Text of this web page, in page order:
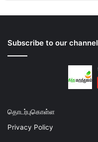
Subscribe to our channel
தொடர்புகொள்ள
Privacy Policy